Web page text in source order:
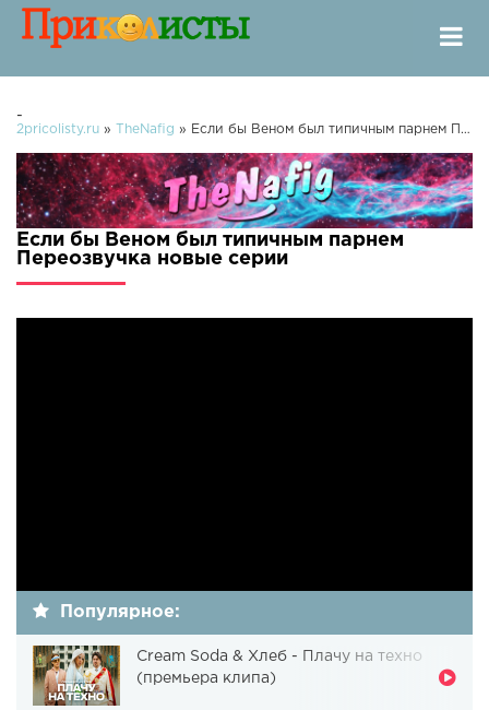
-
2pricolisty.ru » TheNafig » Если бы Веном был типичным парнем Переозвучка
Если бы Веном был типичным парнем
Переозвучка новые серии
Популярное:
Cream Soda & Хлеб - Плачу на техно
(премьера клипа)